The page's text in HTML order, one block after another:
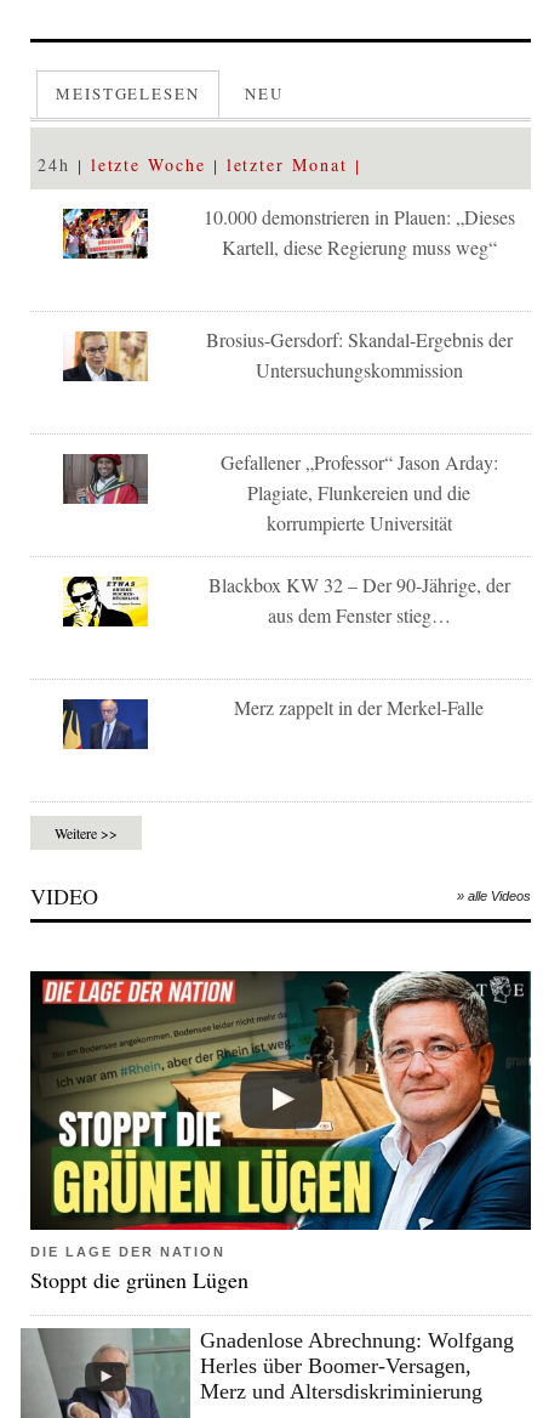
MEISTGELESEN NEU
24h letzte Woche letzter Monat
10.000 demonstrieren in Plauen: „Dieses
Kartell, diese Regierung muss weg“
Brosius-Gersdorf: Skandal-Ergebnis der
Untersuchungskommission
Gefallener „Professor“ Jason Arday:
Plagiate, Flunkereien und die
korrumpierte Universität
Blackbox KW 32 – Der 90-Jährige, der
aus dem Fenster stieg…
Merz zappelt in der Merkel-Falle
Weitere >>
VIDEO » alle Videos
DIE LAGE DER NATION
Stoppt die grünen Lügen
Gnadenlose Abrechnung: Wolfgang
Herles über Boomer-Versagen,
Merz und Altersdiskriminierung